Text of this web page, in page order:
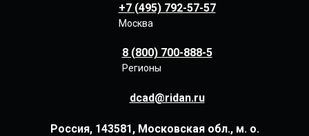
+7 (495) 792-57-57
Москва
8 (800) 700-888-5
Регионы
dcad@ridan.ru
Россия, 143581, Московская обл., м. о.